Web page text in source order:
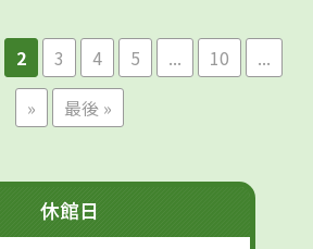
2 3 4 5 ... 10
...
»
最後 »
休館日